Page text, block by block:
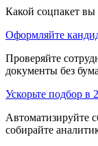
Какой соцпакет вы
Оформляйте
Проверяйте
документы без
Ускорьте подбор в
Автоматизируйте
собирайте